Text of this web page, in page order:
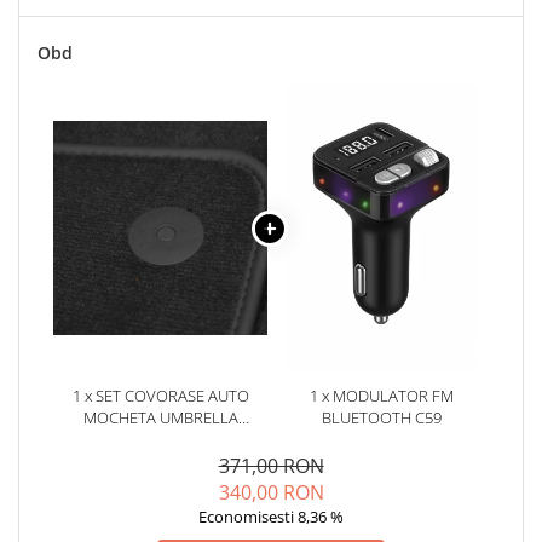
Marcaje si Echipamente de
Accesorii Cabina Camion
Echipamente Electrice si
Pneumatice
Echipamente ADR si Utilitare
Uleiuri si Lichide Auto
Aditivi Combustibil
Aditivi DPF, Sistem Racire si
Obd
1 x SET COVORASE AUTO
MOCHETA UMBRELLA
(COVORASE SPATE DINTR-O
SINGURA PIESA)(2008-2017) -
PEUGEOT/CITROEN
1 x MODULATOR FM
BLUETOOTH C59
371,00 RON
340,00 RON
Economisesti 8,36 %